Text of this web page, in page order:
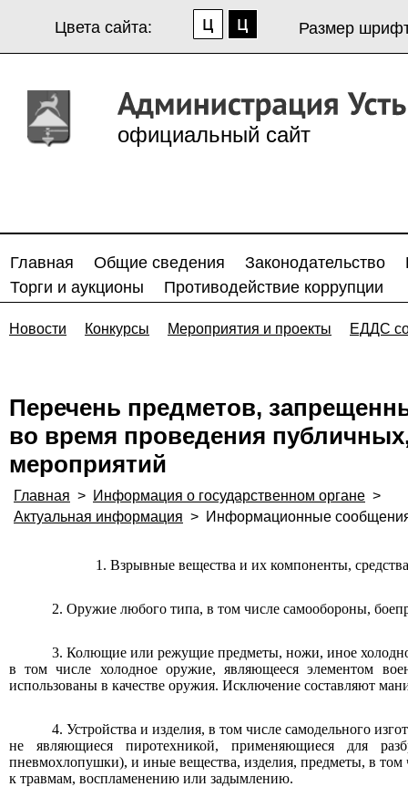
Цвета сайта: Размер
официальный сайт
Главная Общие сведения Законодательство
Торги и аукционы
Противодействие коррупции
Новости Конкурсы Мероприятия и проекты ЕДДС
Перечень предметов,
во время проведения
мероприятий
Главная > Информация о государственном органе >
Актуальная информация > Информационные
1. Взрывные вещества и их компоненты,
2. Оружие любого типа, в том числе самообороны,
3. Колющие или режущие предметы, ножи, иное
в том числе холодное оружие, являющееся элементом
использованы в качестве оружия. Исключение составляют
4. Устройства и изделия, в том числе самодельного
не являющиеся пиротехникой, применяющиеся для
пневмохлопушки), и иные вещества, изделия, предметы, в том
к травмам, воспламенению или задымлению.